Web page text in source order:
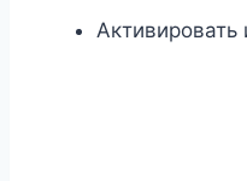
Активировать